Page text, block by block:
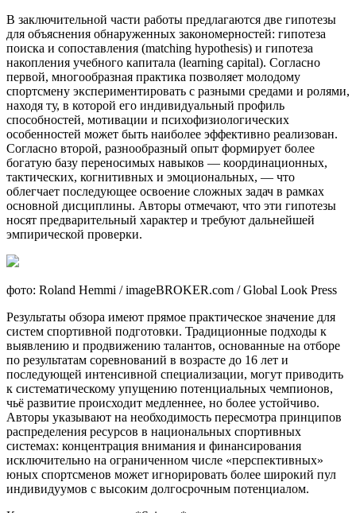
В заключительной части работы предлагаются две гипотезы
для объяснения обнаруженных закономерностей: гипотеза
поиска и сопоставления (matching hypothesis) и гипотеза
накопления учебного капитала (learning capital). Согласно
первой, многообразная практика позволяет молодому
спортсмену экспериментировать с разными средами и ролями,
находя ту, в которой его индивидуальный профиль
способностей, мотивации и психофизиологических
особенностей может быть наиболее эффективно реализован.
Согласно второй, разнообразный опыт формирует более
богатую базу переносимых навыков — координационных,
тактических, когнитивных и эмоциональных, — что
облегчает последующее освоение сложных задач в рамках
основной дисциплины. Авторы отмечают, что эти гипотезы
носят предварительный характер и требуют дальнейшей
эмпирической проверки.
фото: Roland Hemmi / imageBROKER.com / Global Look Press
Результаты обзора имеют прямое практическое значение для
систем спортивной подготовки. Традиционные подходы к
выявлению и продвижению талантов, основанные на отборе
по результатам соревнований в возрасте до 16 лет и
последующей интенсивной специализации, могут приводить
к систематическому упущению потенциальных чемпионов,
чьё развитие происходит медленнее, но более устойчиво.
Авторы указывают на необходимость пересмотра принципов
распределения ресурсов в национальных спортивных
системах: концентрация внимания и финансирования
исключительно на ограниченном числе «перспективных»
юных спортсменов может игнорировать более широкий пул
индивидуумов с высоким долгосрочным потенциалом.